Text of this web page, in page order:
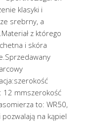
klasyki i
srebrny, a
z którego
i skóra
12 mmszerokość
to: WR50,
na kąpiel